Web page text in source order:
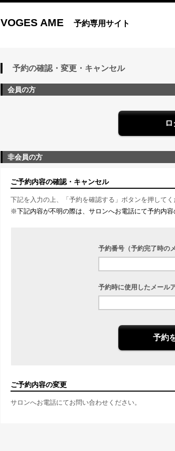
VOGES AME 予約専用サイト
予約の確認・変更・キャンセル
会員の方
非会員の方
ご予約内容の確認・キャンセル
下記を入力の上、「予約を確認する」ボタンを押してく
※下記内容が不明の際は、サロンへお電話にて予約内容
予約番号（予約完了時の
予約時に使用したメール
予約
ご予約内容の変更
サロンへお電話にてお問い合わせください。